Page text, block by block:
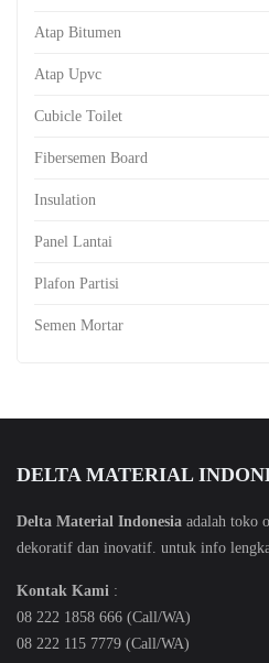
Atap Bitumen
Atap Upvc
Cubicle Toilet
Fibersemen Board
Insulation
Panel Lantai
Plafon Partisi
Semen Mortar
DELTA MATERIAL
Delta Material Indonesia adalah toko
dekoratif dan inovatif. untuk info
Kontak Kami :
08 222 1858 666 (Call/WA)
08 222 115 7779 (Call/WA)